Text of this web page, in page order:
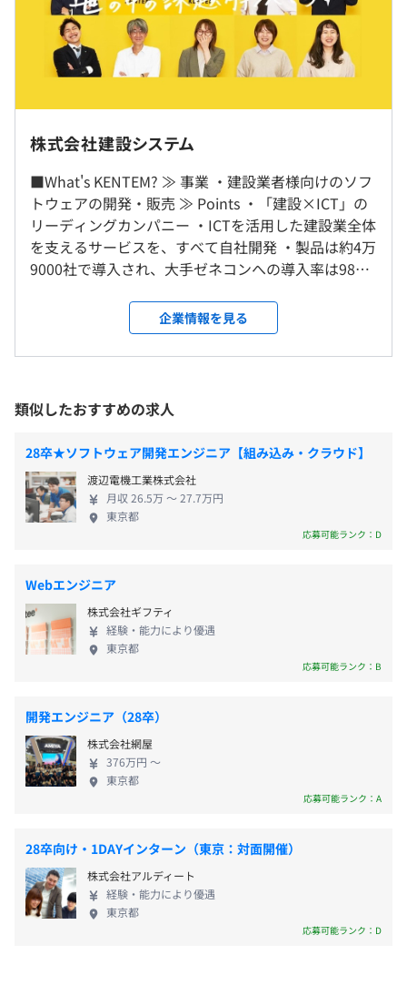
￣￣￣
施工管理業務をトータルにサポートする30種類以上のソ
フトがあり、大手ゼネコンで9割の導入率を誇っていま
であること、そして現場の声を元にした開発力が人気の理
由です。
ARで3次元モデルのさらなる活用を。『快測AR』
￣￣￣￣￣￣￣￣￣￣￣￣￣￣￣￣￣￣￣￣￣￣￣￣￣￣
「快測AR」は建設業向けAR（拡張現実）アプリです。
タブレット端末内でリアルと3Dモデルを融合すること
3Dモデルを最大限に活用することで、現場の「愉しい」
を実現します。
土木現場用スマートフォンアプリ『SiteBox』
￣￣￣￣￣￣￣￣￣￣￣￣￣￣￣￣￣￣￣￣￣￣￣￣￣￣
￣
スマートフォンで出来形データの記録と工事写真の撮影が
できます。
危険な場所でも安全に撮影できるほか、黒板を持つ必要が
サブスクアプリとして、弊社のビジネスモデルの転換点と
なった製品で、現在約8万人にユーザーにご利用いただい
ています。
※NETIS登録番号：KT-230048-VE
ゼロ）』
￣￣￣￣￣￣￣￣￣￣￣￣￣￣￣￣￣￣￣￣￣￣￣￣￣￣
￣￣￣
KENTEMのビジョン「リスクゼロ社会へ」に向けた新ソリ
ューションとして、
安否確認、防災情報、家族機能、リスク共有等の機能を通
じて、
命を守るためすべての行動をサポートするサービスです。
▼詳細はこちら
https://x-zero.jp/
※完全自社開発のため、自社オフィス勤務です
・静岡開発：静岡市葵区呉服町
・札幌開発：札幌市北区北六条西
・福岡開発：福岡市博多区博多駅東
受動喫煙防止措置に関する事項
従業員に対する受動喫煙対策：あり
対策内容：屋内原則禁煙（喫煙室あり）
「新静岡駅」より徒歩8分
インターンのためなし
インターンのためなし
インターンのためなし
インターンのためなし
雇用関係なし
前年度 男性21人 女性6人
2年度前 男性22人 女性4人
3年度前 男性12人 女性4人
平均勤続年数
研修の有無及び内容
全社共通の新規採用者研修を3日間実施した後、部署内研
修ではコーディング規約やテスト駆動開発・オブジェクト
指向設計等、これまでの経験に応じたOJT（１～2か月程
度）を実施します。
後に、プロジェクトへ参加となります。
自己啓発支援の有無及びその内容
KENTEMでは資格支援制度を設け、社員のスキルアップを
約120種類の資格が対象で、合格者には「お祝い金」や手
当てなどを支給。資格取得で得た知識が業務で活かされれ
また、社員が講師を務める研修講座「KENTEM ACADEMY
オンライン講座」も整備。
「建設業の現状」や「DX とは何か」などをテーマにし
て、社員同士の知識共有を推進しています。
あり
キャリアコンサルティング制度の有無及びその内容
キャリア相談窓口を設置し、従業員からのキャリアに関す
る相談を受け付ける体制を整えています。窓口には
国家資格キャリアコンサルタント保有者が4名在籍してい
前年度の月平均所定外労働時間の実績
12.0日
前事業年度の育児休業取得者数／出産者数
男性11人/7人
女性10人/10人
株式会社建設システム
■What's KENTEM? ≫ 事業 ・建設業者様向けのソフ
トウェアの開発・販売 ≫ Points ・「建設×ICT」の
リーディングカンパニー ・ICTを活用した建設業全体
を支えるサービスを、すべて自社開発 ・製品は約4万
9000社で導入され、大手ゼネコンへの導入率は98%
バランスを大切にした働き方が可能 ・資格認定制
度、KENTEM ACADEMY（社員同士のknowledge共
有）の開催等、スキルアップを積極的にサポート
想い リスクゼロ社会とは、ひとことでいえば「子ど
もからおとなまで、ほんとうに安心して暮らせる社
会」のこと。 KENTEMが創業以来かかわってきた建
設業は、私たちのくらしや社会の安心・安全になく
てはならない存在です。 建設業の膨大な業務を効率
化し、「18時には帰宅し、家族で食卓を囲んでもら
いたい」という思いは創業以来KENTEMに脈々と流
でもっとも大切な「安心・安全」な社会づくりにし
っかりと取り組むことができるのではないか。 建設
業のシステム化やＩＴ化が進めば進むほど、私たち
の社会を「さまざまなリスクに強い安心・安全な場
所に変えていくことができる」のではないか。 その
設業」を創り上げるお手伝いをしています。 創業か
らまっすぐに続く、私たちの道のりをしっかりと歩
いていく決意を込めて、「リスクゼロ社会へ」を
Vision掲げています。
企業情報を見る
類似したおすすめの求人
28卒★ソフトウェア開発エンジニア【組み込み・クラウド】
渡辺電機工業株式会社
月収 26.5万 〜 27.7万円
東京都
応募可能ランク：D
Webエンジニア
株式会社ギフティ
経験・能力により優遇
東京都
応募可能ランク：B
開発エンジニア（28卒）
株式会社網屋
376万円 〜
東京都
応募可能ランク：A
28卒向け・1DAYインターン（東京：対面開催）
株式会社アルディート
経験・能力により優遇
東京都
応募可能ランク：D